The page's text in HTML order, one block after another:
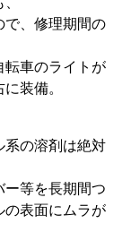
で、修理期間の
転車のライトが
装備。
系の溶剤は絶対
ー等を長期間つ
の表面にムラが